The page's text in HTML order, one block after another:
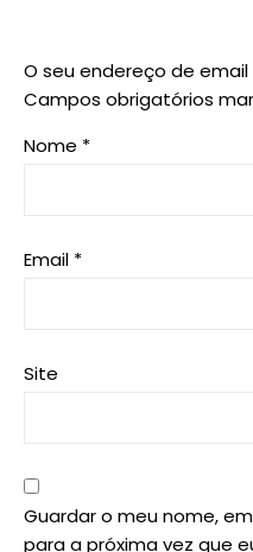
O seu endereço de
Campos obrigatórios
Nome *
Email *
Site
Guardar o meu nome,
para a próxima vez que